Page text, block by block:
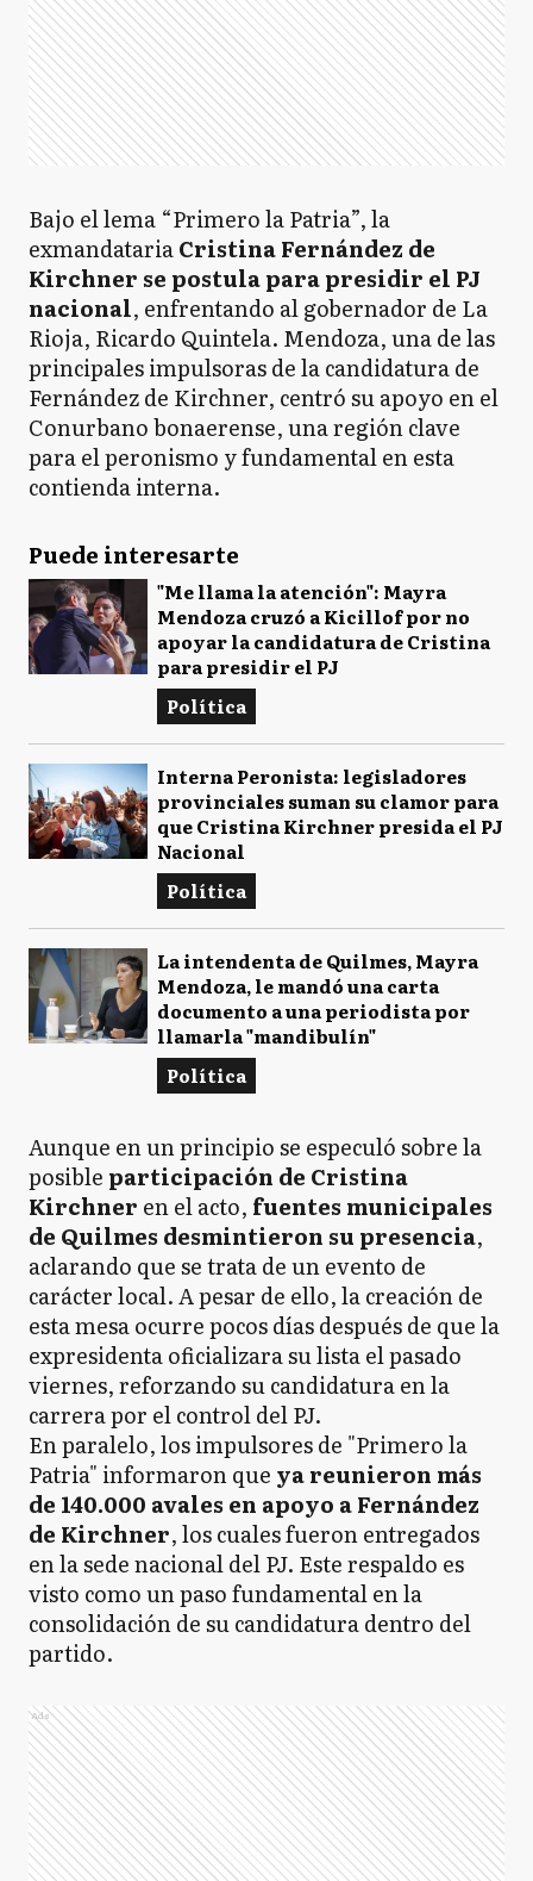
Bajo el lema “Primero la Patria”, la
exmandatariaCristina Fernández de
Kirchner se postula para presidir el PJ
nacional, enfrentando al gobernador de La
Rioja, Ricardo Quintela. Mendoza, una de las
principales impulsoras de la candidatura de
Fernández de Kirchner, centró su apoyo en el
Conurbano bonaerense, una región clave
para el peronismo y fundamental en esta
contienda interna.
Puede interesarte
"Me llama la atención": Mayra
Mendoza cruzó a Kicillof por no
apoyar la candidatura de Cristina
para presidir el PJ
Política
Interna Peronista: legisladores
provinciales suman su clamor para
que Cristina Kirchner presida el PJ
Nacional
Política
La intendenta de Quilmes, Mayra
Mendoza, le mandó una carta
documento a una periodista por
llamarla "mandibulín"
Política
Aunque en un principio se especuló sobre la
posible participación de Cristina
Kirchner en el acto, fuentes municipales
de Quilmes desmintieron su presencia,
aclarando que se trata de un evento de
carácter local. A pesar de ello, la creación de
esta mesa ocurre pocos días después de que la
expresidenta oficializara su lista el pasado
viernes, reforzando su candidatura en la
carrera por el control del PJ.
En paralelo, los impulsores de "Primero la
Patria" informaron que ya reunieron más
de 140.000 avales en apoyo a Fernández
de Kirchner, los cuales fueron entregados
en la sede nacional del PJ. Este respaldo es
visto como un paso fundamental en la
consolidación de su candidatura dentro del
partido.
Ads